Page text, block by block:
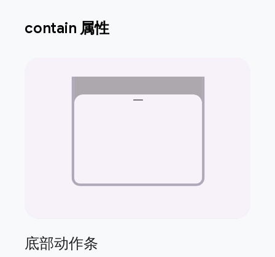
contain 属性
底部动作条